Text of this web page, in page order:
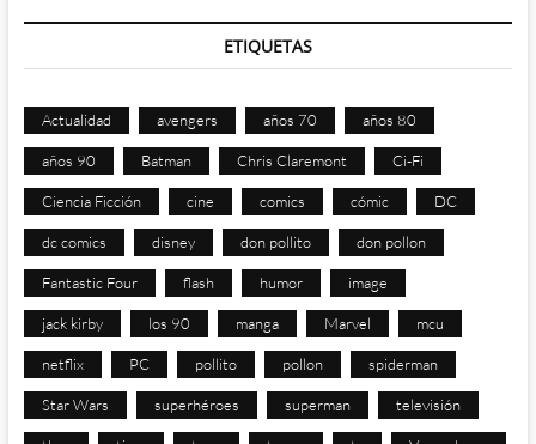
ETIQUETAS
Actualidad avengers años 70 años 80
años 90 Batman Chris Claremont Ci-Fi
Ciencia Ficción cine comics cómic DC
dc comics disney don pollito don pollon
Fantastic Four flash humor image
jack kirby los 90 manga Marvel mcu
netflix PC pollito pollon spiderman
Star Wars superhéroes superman televisión